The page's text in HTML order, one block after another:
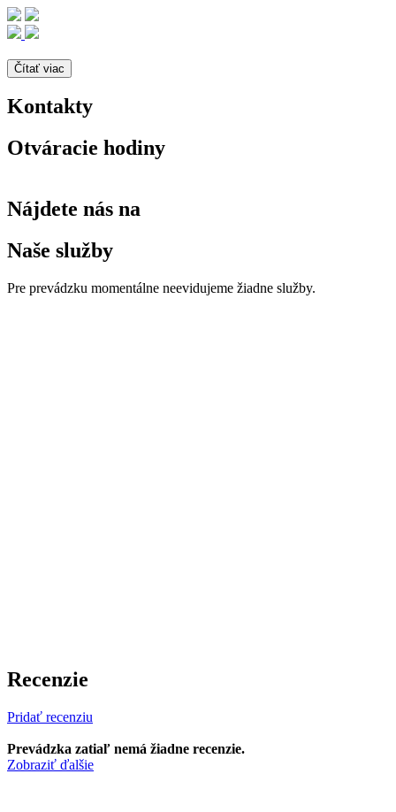
Čítať viac
Kontakty
Otváracie hodiny
Nájdete nás na
Naše služby
Pre prevádzku momentálne neevidujeme žiadne služby.
Recenzie
Pridať recenziu
Prevádzka zatiaľ nemá žiadne recenzie.
Zobraziť ďalšie